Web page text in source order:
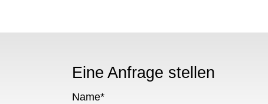
Eine Anfrage stellen
Name*